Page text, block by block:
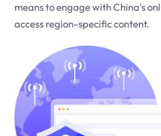
means to engage with China's
access region-specific content.